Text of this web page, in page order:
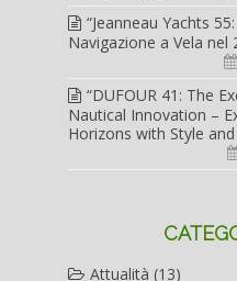
“Jeanneau Yachts
Navigazione a Vela nel
“DUFOUR 41: The
Nautical Innovation –
Horizons with Style
Attualità (13)